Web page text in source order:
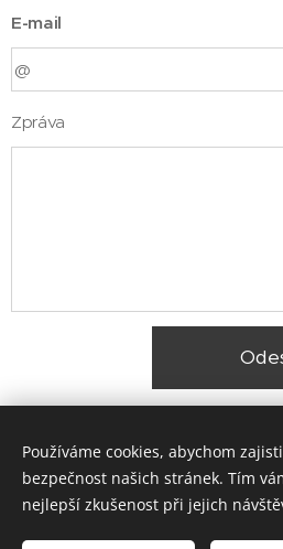
E-mail
Zpráva
© 2025 Zateplení
Používáme cookies, abychom
bezpečnost našich stránek. Tím
nejlepší zkušenost při jejich